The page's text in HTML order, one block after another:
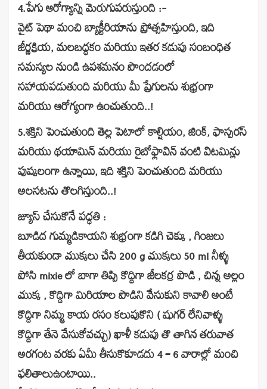
4.పేగు ఆరోగ్యాన్ని మెరుగుపరుస్తుంది :-
వైట్ పెథా మంచి బ్యాక్టీరియాను ప్రోత్సహిస్తుంది, ఇది
జీర్ణక్రియ, మలబద్ధకం మరియు ఇతర కడుపు సంబంధిత
సమస్యల నుండి ఉపశమనం పొందడంలో
సహాయపడుతుంది మరియు మీ ప్రేగులను శుభ్రంగా
మరియు ఆరోగ్యంగా ఉంచుతుంది..!
5.శక్తిని పెంచుతుంది తెల్ల పెటాలో కాల్షియం, జింక్, ఫాస్పరస్
మరియు థయామిన్ మరియు రైబోఫ్లావిన్ వంటి విటమిన్లు
పుష్కలంగా ఉన్నాయి, ఇది శక్తిని పెంచుతుంది మరియు
అలసటను తొలగిస్తుంది..!
జ్యూస్ చేసుకొనే పద్ధతి :
బూడిద గుమ్మడికాయని శుభ్రంగా కడిగి చెక్కు , గింజలు
తీయకుండా ముక్కలు చేసి 200 g ముక్కలు 50 ml నీళ్ళు
పోసి mixie లో బాగా తిప్పి కొద్దిగా జీలకర్ర పొడి , చిన్న అల్లం
ముక్క , కొద్దిగా మిరియాల పొడిని వేసుకుని కావాలి అంటే
కొద్దిగా నిమ్మ కాయ రసం కలుపుకొని ( షుగర్ లేనివాళ్ళు
కొద్దిగా తేనె వేసుకోవచ్చు) ఖాళీ కడుపు తొ తాగిన తరువాత
అరగంట వరకు ఏమీ తీసుకొకూడదు 4 – 6 వారాల్లో మంచి
ఫలితాలుఉంటాయి..